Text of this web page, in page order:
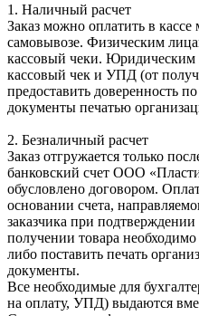
1. Наличный расчет
Заказ можно оплатить в кассе
самовывозе. Физическим
кассовый чеки. Юридическим
кассовый чек и УПД (от
предоставить доверенность
документы печатью
2. Безналичный расчет
Заказ отгружается только
банковский счет ООО
обусловлено договором.
основании счета,
заказчика при
получении товара
либо поставить печать
документы.
Все необходимые для
на оплату, УПД) выдаются